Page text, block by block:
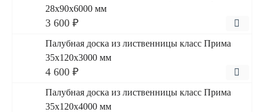
28x90x6000 мм
3 600 ₽
Палубная доска из лиственницы класс Прима
35x120x3000 мм
4 600 ₽
Палубная доска из лиственницы класс Прима
35x120x4000 мм